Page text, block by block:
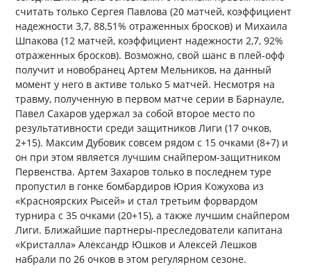
считать только Сергея Павлова (20 матчей, коэффициент
надежности 3,7, 88,51% отраженных бросков) и Михаила
Шпакова (12 матчей, коэффициент надежности 2,7, 92%
отраженных бросков). Возможно, свой шанс в плей-офф
получит и новобранец Артем Мельников, на данный
момент у него в активе только 5 матчей. Несмотря на
травму, полученную в первом матче серии в Барнауле,
Павел Сахаров удержал за собой второе место по
результативности среди защитников Лиги (17 очков,
2+15). Максим Дубовик совсем рядом с 15 очками (8+7) и
он при этом является лучшим снайпером-защитником
Первенства. Артем Захаров только в последнем туре
пропустил в гонке бомбардиров Юрия Кожухова из
«Красноярских Рысей» и стал третьим форвардом
турнира с 35 очками (20+15), а также лучшим снайпером
Лиги. Ближайшие партнеры-преследователи капитана
«Кристалла» Александр Юшков и Алексей Лешков
набрали по 26 очков в этом регулярном сезоне.